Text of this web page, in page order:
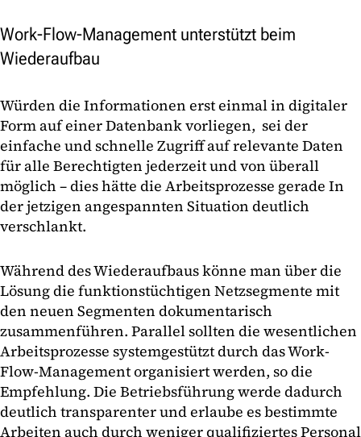
Work-Flow-Management unterstützt beim
Wiederaufbau
Würden die Informationen erst einmal in digitaler
Form auf einer Datenbank vorliegen, sei der
einfache und schnelle Zugriff auf relevante Daten
für alle Berechtigten jederzeit und von überall
möglich – dies hätte die Arbeitsprozesse gerade In
der jetzigen angespannten Situation deutlich
verschlankt.
Während des Wiederaufbaus könne man über die
Lösung die funktionstüchtigen Netzsegmente mit
den neuen Segmenten dokumentarisch
zusammenführen. Parallel sollten die wesentlichen
Arbeitsprozesse systemgestützt durch das Work-
Flow-Management organisiert werden, so die
Empfehlung. Die Betriebsführung werde dadurch
deutlich transparenter und erlaube es bestimmte
Arbeiten auch durch weniger qualifiziertes Personal